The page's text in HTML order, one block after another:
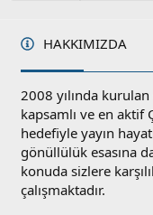
HAKKIMIZDA
2008 yılında
kapsamlı ve en
hedefiyle yayın
gönüllülük esasına
konuda sizlere
çalışmaktadır.